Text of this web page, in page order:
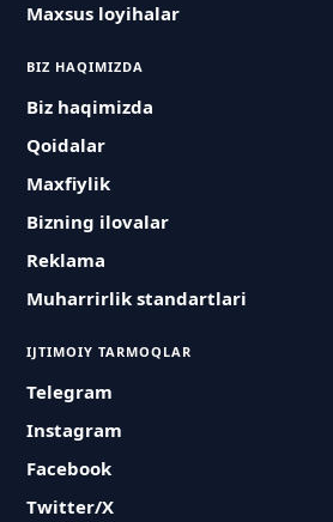
Maxsus loyihalar
BIZ HAQIMIZDA
Biz haqimizda
Qoidalar
Maxfiylik
Bizning ilovalar
Reklama
Muharrirlik standartlari
IJTIMOIY TARMOQLAR
Telegram
Instagram
Facebook
Twitter/X